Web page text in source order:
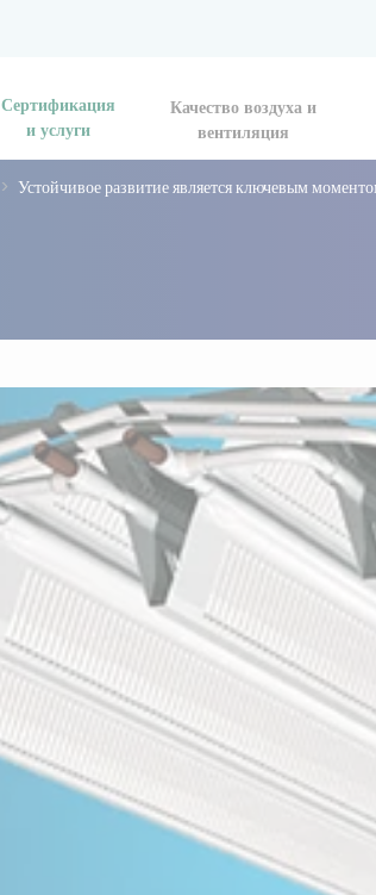
Сертификация
и услуги
Качество воздуха и
вентиляция
Устойчивое развитие является ключевым